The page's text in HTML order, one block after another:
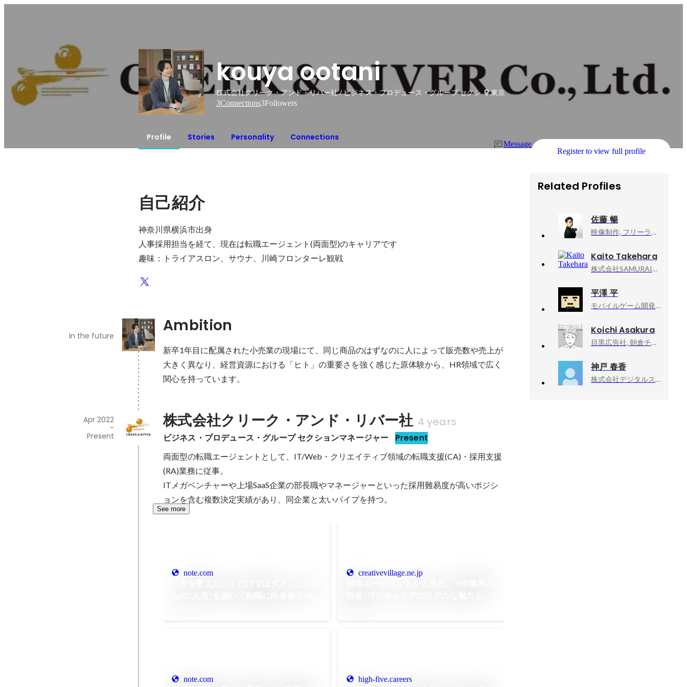
kouya ootani
株式会社クリーク・アンド・リバー社 / ビジネス・プロデュース・グループ セクションマネージャー
東京
3Connections3Followers
Profile Stories Personality Connections
Message
Register to view full profile
自己紹介
神奈川県横浜市出身
人事採用担当を経て、現在は転職エージェント(両面型)のキャリアです
趣味：トライアスロン、サウナ、川崎フロンターレ観戦
Ambition
In the future
新卒1年目に配属された小売業の現場にて、同じ商品のはずなのに人によって販売数や売上が
大きく異なり、経営資源における「ヒト」の重要さを強く感じた原体験から、HR領域で広く
関心を持っています。
株式会社クリーク・アンド・リバー社 4 years
ビジネス・プロデュース・グループ セクションマネージャー Present
Apr 2022
-
Present
両面型の転職エージェントとして、IT/Web・クリエイティブ領域の転職支援(CA)・採用支援
(RA)業務に従事。
ITメガベンチャーや上場SaaS企業の部長職やマネージャーといった採用難易度が高いポジシ
ョンを含む複数決定実績があり、同企業と太いパイプを持つ。
See more
note.com creativevillage.ne.jp
note.com high-five.careers
Related Profiles
佐藤 暢
映像制作, フリーランス
Kaito Takehara
株式会社SAMURAIマーケティング, 代表取締役
平澤 平
モバイルゲーム開発・運用（インディー）, 開発全般
Koichi Asakura
目黒広告社, 朝倉チーム／クリエイティブ・ディレクター
神戸 春香
株式会社デジタルスタジオ, 動画編集・コンテンツ制作（個人活動）